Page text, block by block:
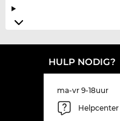
HULP NODIG?
ma-vr 9-18uur
Helpcenter